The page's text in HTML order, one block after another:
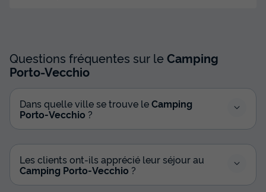
Questions fréquentes sur leCamping
Porto-Vecchio
Dans quelle ville se trouve leCamping
Porto-Vecchio ?
Les clients ont-ils apprécié leur séjour au
Camping Porto-Vecchio ?